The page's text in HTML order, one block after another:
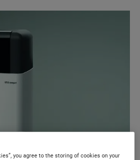
you agree to the storing of cookies on your